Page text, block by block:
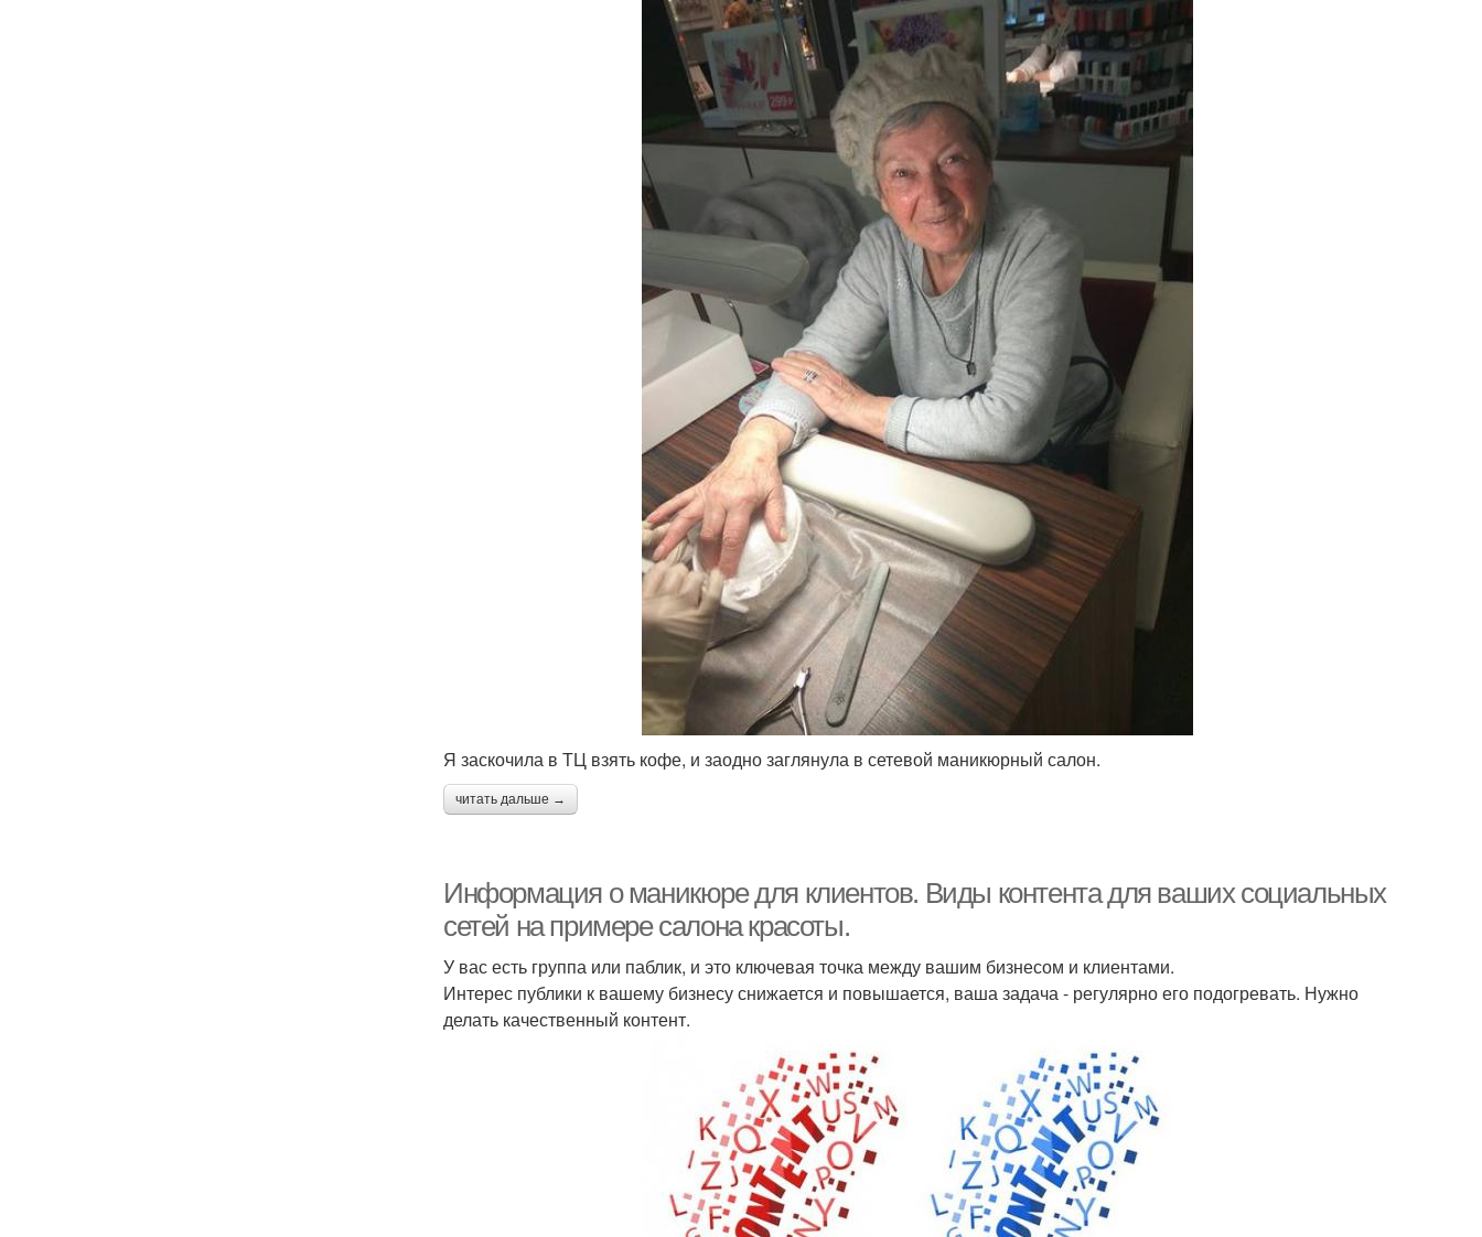
Я заскочила в ТЦ взять кофе, и заодно заглянула в сетевой маникюрный салон.
читать дальше →
Информация о маникюре для клиентов. Виды контента для ваших социальных
сетей на примере салона красоты.
У вас есть группа или паблик, и это ключевая точка между вашим бизнесом и клиентами.
Интерес публики к вашему бизнесу снижается и повышается, ваша задача - регулярно его подогревать. Нужно
делать качественный контент.